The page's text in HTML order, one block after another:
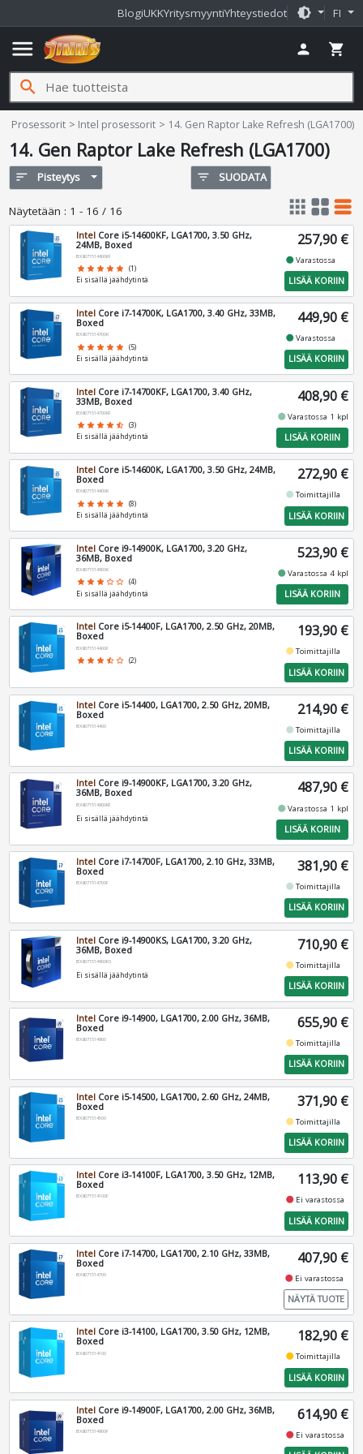
BlogiUKKYritysmyyntiYhteystiedot brightness_medium FI
menu person shopping_cart
search
Prosessorit Intel prosessorit 14. Gen Raptor Lake Refresh (LGA1700)
14. Gen Raptor Lake Refresh (LGA1700)
sort Pisteytys filter_list SUODATA
Näytetään : 1 - 16 / 16 apps grid_view table_rows
Intel Core i5-14600KF, LGA1700, 3.50 GHz,
24MB, Boxed
BX8071514600KF
star star star star star (1)
Ei sisällä jäähdytintä
257,90 €
fiber_manual_recordVarastossa
LISÄÄ KORIIN
Intel Core i7-14700K, LGA1700, 3.40 GHz, 33MB,
Boxed
BX8071514700K
star star star star star (5)
Ei sisällä jäähdytintä
449,90 €
fiber_manual_recordVarastossa
LISÄÄ KORIIN
Intel Core i7-14700KF, LGA1700, 3.40 GHz,
33MB, Boxed
BX8071514700KF
star star star star star_half (3)
Ei sisällä jäähdytintä
408,90 €
fiber_manual_recordVarastossa 1 kpl
LISÄÄ KORIIN
Intel Core i5-14600K, LGA1700, 3.50 GHz, 24MB,
Boxed
BX8071514600K
star star star star star (8)
Ei sisällä jäähdytintä
272,90 €
fiber_manual_recordToimittajilla
LISÄÄ KORIIN
Intel Core i9-14900K, LGA1700, 3.20 GHz,
36MB, Boxed
BX8071514900K
star star star star_border star_border (4)
Ei sisällä jäähdytintä
523,90 €
fiber_manual_recordVarastossa 4 kpl
LISÄÄ KORIIN
Intel Core i5-14400F, LGA1700, 2.50 GHz, 20MB,
Boxed
BX8071514400F
star star star star_half star_border (2)
193,90 €
fiber_manual_recordToimittajilla
LISÄÄ KORIIN
Intel Core i5-14400, LGA1700, 2.50 GHz, 20MB,
Boxed
BX8071514400
214,90 €
fiber_manual_recordToimittajilla
LISÄÄ KORIIN
Intel Core i9-14900KF, LGA1700, 3.20 GHz,
36MB, Boxed
BX8071514900KF
Ei sisällä jäähdytintä
487,90 €
fiber_manual_recordVarastossa 1 kpl
LISÄÄ KORIIN
Intel Core i7-14700F, LGA1700, 2.10 GHz, 33MB,
Boxed
BX8071514700F
381,90 €
fiber_manual_recordToimittajilla
LISÄÄ KORIIN
Intel Core i9-14900KS, LGA1700, 3.20 GHz,
36MB, Boxed
BX8071514900KS
Ei sisällä jäähdytintä
710,90 €
fiber_manual_recordToimittajilla
LISÄÄ KORIIN
Intel Core i9-14900, LGA1700, 2.00 GHz, 36MB,
Boxed
BX8071514900
655,90 €
fiber_manual_recordToimittajilla
LISÄÄ KORIIN
Intel Core i5-14500, LGA1700, 2.60 GHz, 24MB,
Boxed
BX8071514500
371,90 €
fiber_manual_recordToimittajilla
LISÄÄ KORIIN
Intel Core i3-14100F, LGA1700, 3.50 GHz, 12MB,
Boxed
BX8071514100F
113,90 €
fiber_manual_record Ei varastossa
LISÄÄ KORIIN
Intel Core i7-14700, LGA1700, 2.10 GHz, 33MB,
Boxed
BX8071514700
407,90 €
fiber_manual_record Ei varastossa
NÄYTÄ TUOTE
Intel Core i3-14100, LGA1700, 3.50 GHz, 12MB,
Boxed
BX8071514100
182,90 €
fiber_manual_recordToimittajilla
LISÄÄ KORIIN
Intel Core i9-14900F, LGA1700, 2.00 GHz, 36MB,
Boxed
BX8071514900F
614,90 €
fiber_manual_record Ei varastossa